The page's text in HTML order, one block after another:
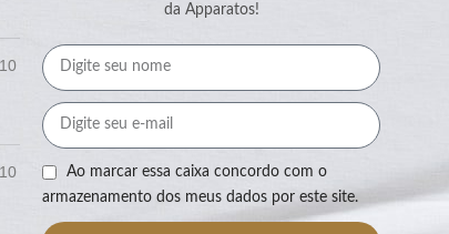
da Apparatos!
Ao marcar essa caixa concordo com o
armazenamento dos meus dados por este site.